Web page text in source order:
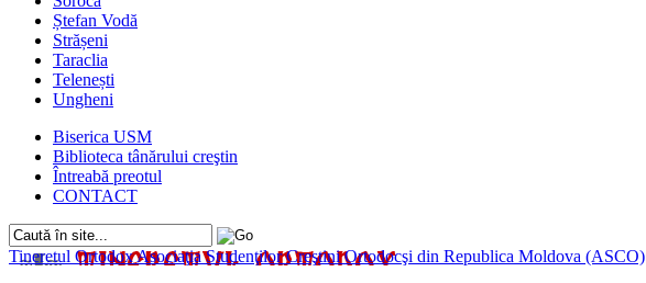
Ștefan Vodă
Strășeni
Taraclia
Telenești
Ungheni
Biserica USM
Biblioteca tânărului creştin
Întreabă preotul
CONTACT
Tineretul OrtodoxAsociaţia Studenţilor Creştini Ortodocşi din Republica Moldova (ASCO)